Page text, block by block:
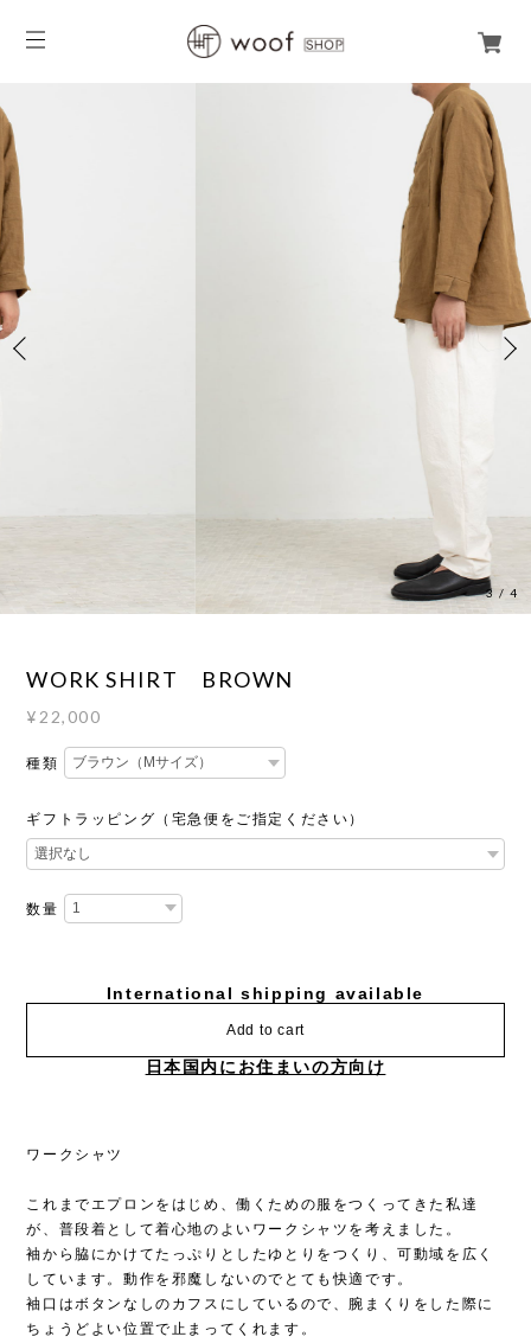
3 /4
WORK SHIRT BROWN
¥22,000
種類
ギフトラッピング（宅急便をご指定ください）
数量
International shipping available
Add to cart
日本国内にお住まいの方向け
ワークシャツ
これまでエプロンをはじめ、働くための服をつくってきた私達
が、普段着として着心地のよいワークシャツを考えました。
袖から脇にかけてたっぷりとしたゆとりをつくり、可動域を広く
しています。動作を邪魔しないのでとても快適です。
袖口はボタンなしのカフスにしているので、腕まくりをした際に
ちょうどよい位置で止まってくれます。